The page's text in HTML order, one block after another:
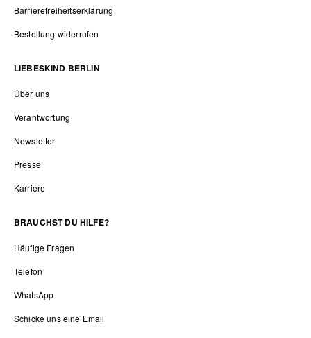
Barrierefreiheitserklärung
Bestellung widerrufen
LIEBESKIND BERLIN
Über uns
Verantwortung
Newsletter
Presse
Karriere
BRAUCHST DU HILFE?
Häufige Fragen
Telefon
WhatsApp
Schicke uns eine Email